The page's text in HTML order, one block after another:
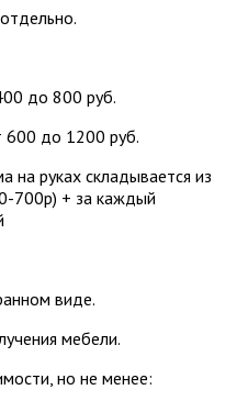
до 800 руб.
600 до 1200 руб.
на руках складывается из
700р) + за каждый
виде.
мебели.
но не менее: